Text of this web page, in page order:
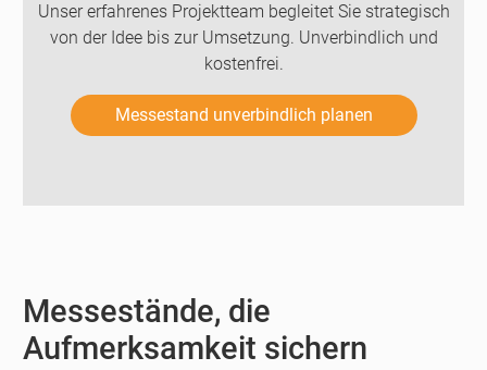
Unser erfahrenes Projektteam begleitet Sie strategisch
von der Idee bis zur Umsetzung. Unverbindlich und
kostenfrei.
Messestand unverbindlich planen
Messestände, die
Aufmerksamkeit sichern